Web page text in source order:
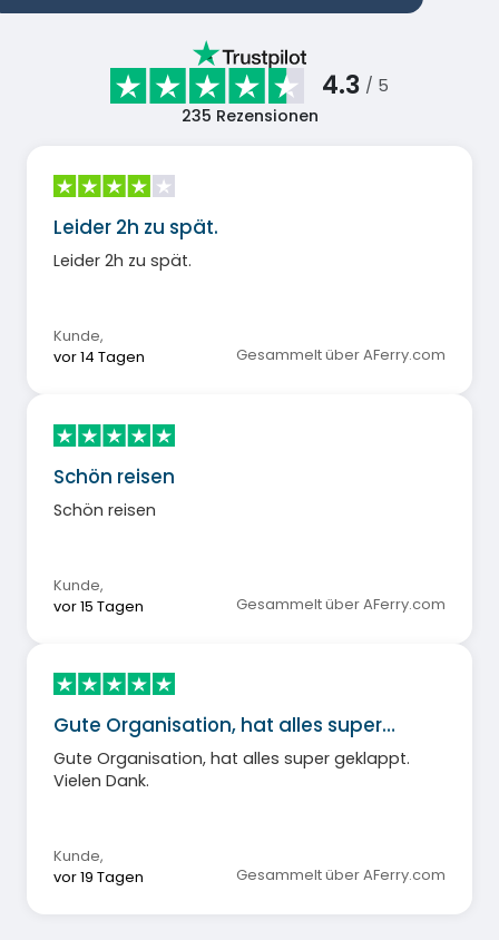
4.3 / 5
235 Rezensionen
Leider 2h zu spät.
Leider 2h zu spät.
Kunde,
vor 14 Tagen
Gesammelt über AFerry.com
Schön reisen
Schön reisen
Kunde,
vor 15 Tagen
Gesammelt über AFerry.com
Gute Organisation, hat alles super…
Gute Organisation, hat alles super geklappt.
Vielen Dank.
Kunde,
vor 19 Tagen
Gesammelt über AFerry.com